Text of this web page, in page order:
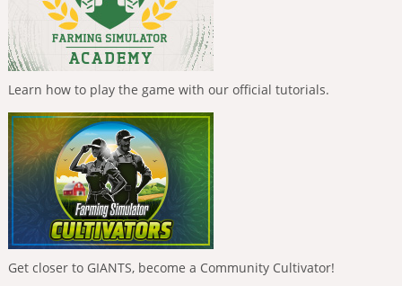
Learn how to play the game with our official tutorials.
Get closer to GIANTS, become a Community Cultivator!